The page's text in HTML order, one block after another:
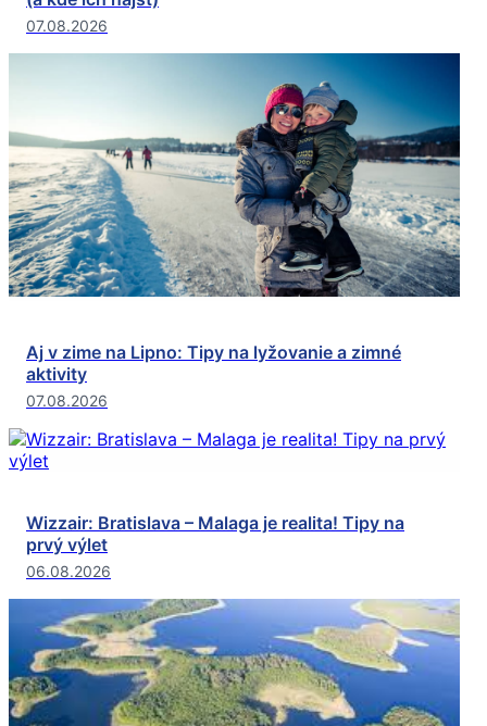
07.08.2026
Aj v zime na Lipno: Tipy na lyžovanie a zimné
aktivity
07.08.2026
Wizzair: Bratislava – Malaga je realita! Tipy na
prvý výlet
06.08.2026